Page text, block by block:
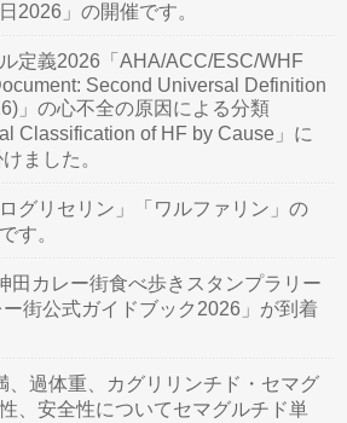
2026」の開催です。
定義2026「AHA/ACC/ESC/WHF
Second Universal Definition
」の心不全の原因による分類
Classification of HF by Cause」に
ました。
グリセリン」「ワルファリン」の
す。
田カレー街食べ歩きスタンプラリー
街公式ガイドブック2026」が到着
、過体重、カグリリンチド・セマグ
、安全性についてセマグルチド単